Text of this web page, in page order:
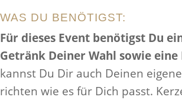
WAS DU BENÖTIGST:
Für dieses Event benötigst Du
Getränk Deiner Wahl sowie eine
kannst Du Dir auch Deinen
richten wie es für Dich passt.